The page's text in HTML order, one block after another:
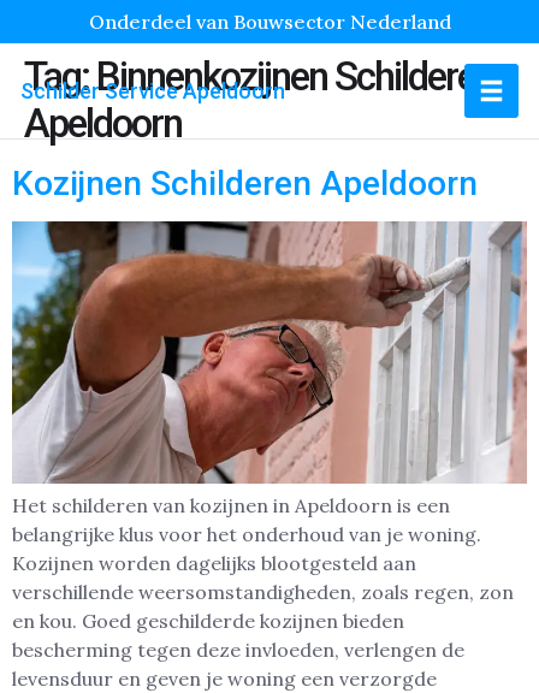
Onderdeel van Bouwsector Nederland
Schilder Service Apeldoorn
Tag:Binnenkozijnen Schilderen
Apeldoorn
Kozijnen Schilderen Apeldoorn
Het schilderen van kozijnen in Apeldoorn is een
belangrijke klus voor het onderhoud van je woning.
Kozijnen worden dagelijks blootgesteld aan
verschillende weersomstandigheden, zoals regen, zon
en kou. Goed geschilderde kozijnen bieden
bescherming tegen deze invloeden, verlengen de
levensduur en geven je woning een verzorgde